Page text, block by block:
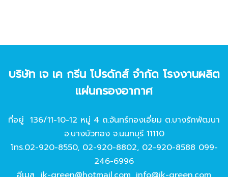
บริษัท เจ เค กรีน โปรดักส์ จํากัด โรงงานผลิต
แผ่นกรองอากาศ
ที่อยู่ 136/11-10-12 หมู่ 4 ถ.จันทร์ทองเอี่ยม ต.บางรักพัฒนา
อ.บางบัวทอง จ.นนทบุรี 11110
โทร.02-920-8550, 02-920-8802, 02-920-8588 099-
246-6996